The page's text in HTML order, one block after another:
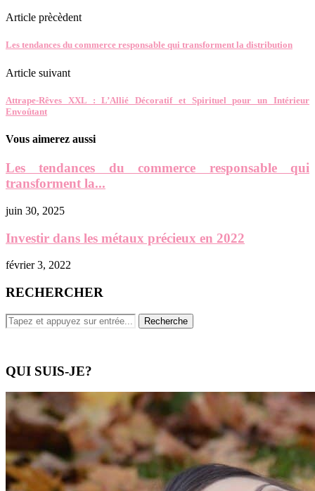
Article prècèdent
Les tendances du commerce responsable qui transforment la distribution
Article suivant
Attrape-Rêves XXL : L’Allié Décoratif et Spirituel pour un Intérieur
Envoûtant
Vous aimerez aussi
Les tendances du commerce responsable qui
transforment la...
juin 30, 2025
Investir dans les métaux précieux en 2022
février 3, 2022
RECHERCHER
QUI SUIS-JE?